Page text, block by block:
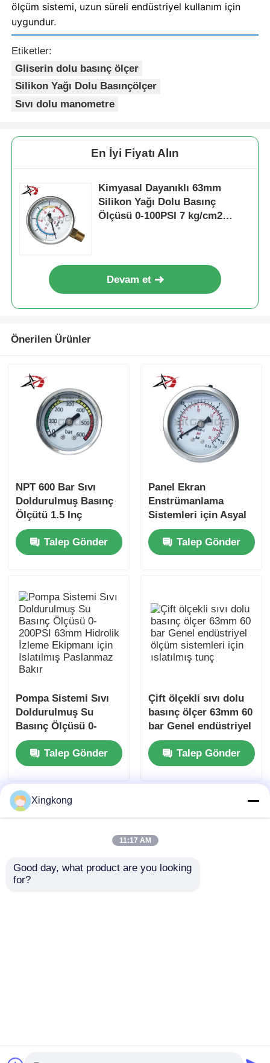
ölçüm sistemi, uzun süreli endüstriyel kullanım için
uygundur.
Etiketler:
Gliserin dolu basınç ölçer
Silikon Yağı Dolu Basınçölçer
Sıvı dolu manometre
En İyi Fiyatı Alın
Kimyasal Dayanıklı 63mm
Silikon Yağı Dolu Basınç
Ölçüsü 0-100PSI 7 kg/cm2
Devam et
Önerilen Ürünler
NPT 600 Bar Sıvı
Doldurulmuş Basınç
Ölçütü 1.5 Inç
Kompakt Hidrolik
İzleme için Eksenel
Montajlı Paslanmaz
Talep Gönder
Panel Ekran
Enstrümanlama
Sistemleri için Asyal
Montaj 304
Paslanmaz Çelik Yağ
Dolu Basınçölçer
Talep Gönder
Pompa Sistemi Sıvı
Doldurulmuş Su
Basınç Ölçüsü 0-
200PSI 63mm Hidrolik
İzleme Ekipmanı için
Islatılmış Paslanmaz
Bakır
Talep Gönder
Çift ölçekli sıvı dolu
basınç ölçer 63mm 60
bar Genel endüstriyel
ölçüm sistemleri için
ıslatılmış tunç
Talep Gönder
Xingkong
11:17 AM
Good day, what product are you looking
for?